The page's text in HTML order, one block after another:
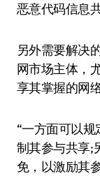
恶意代码信息
另外需要解决
网市场主体，
享其掌握的网
“一方面可以
制其参与共享;
免，以激励其